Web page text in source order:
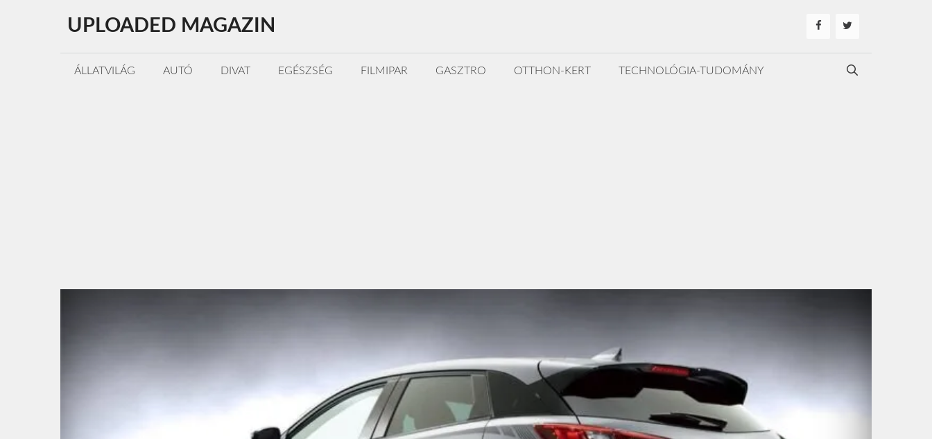
tartalomba
UPLOADED MAGAZIN
ÁLLATVILÁG AUTÓ DIVAT EGÉSZSÉG FILMIPAR GASZTRO OTTHON-KERT TECHNOLÓGIA-TUDOMÁNY